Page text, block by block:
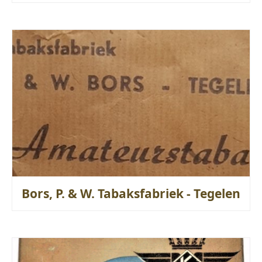
Bors, P. & W. Tabaksfabriek - Tegelen